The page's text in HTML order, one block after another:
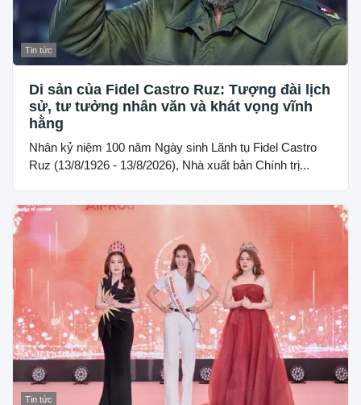
Tin tức
Di sản của Fidel Castro Ruz: Tượng đài lịch
sử, tư tưởng nhân văn và khát vọng vĩnh
hằng
Nhân kỷ niệm 100 năm Ngày sinh Lãnh tụ Fidel Castro
Ruz (13/8/1926 - 13/8/2026), Nhà xuất bản Chính trị...
Tin tức